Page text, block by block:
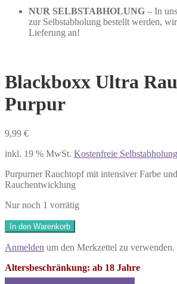
NUR SELBSTABHOLUNG – In
zur Selbstabholung bestellt werden,
Lieferung an!
Blackboxx Ultra
Purpur
9,99 €
inkl. 19 % MwSt. Kostenfreie Selbstabholung
Purpurner Rauchtopf mit intensiver Farbe
Rauchentwicklung
Nur noch 1 vorrätig
Blackboxx
Ultra
Rauchtopf
Purpur
Menge
In den Warenkorb
Anmelden um den Merkzettel zu verwenden.
Altersbeschränkung: ab 18 Jahre